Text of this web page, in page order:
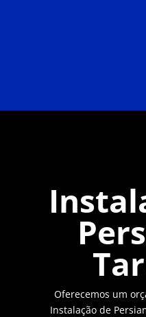
Oferecemos um
Instalação de